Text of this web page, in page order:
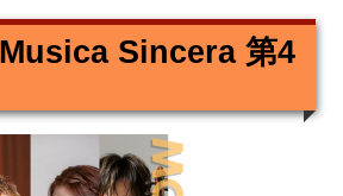
Sincera 第4